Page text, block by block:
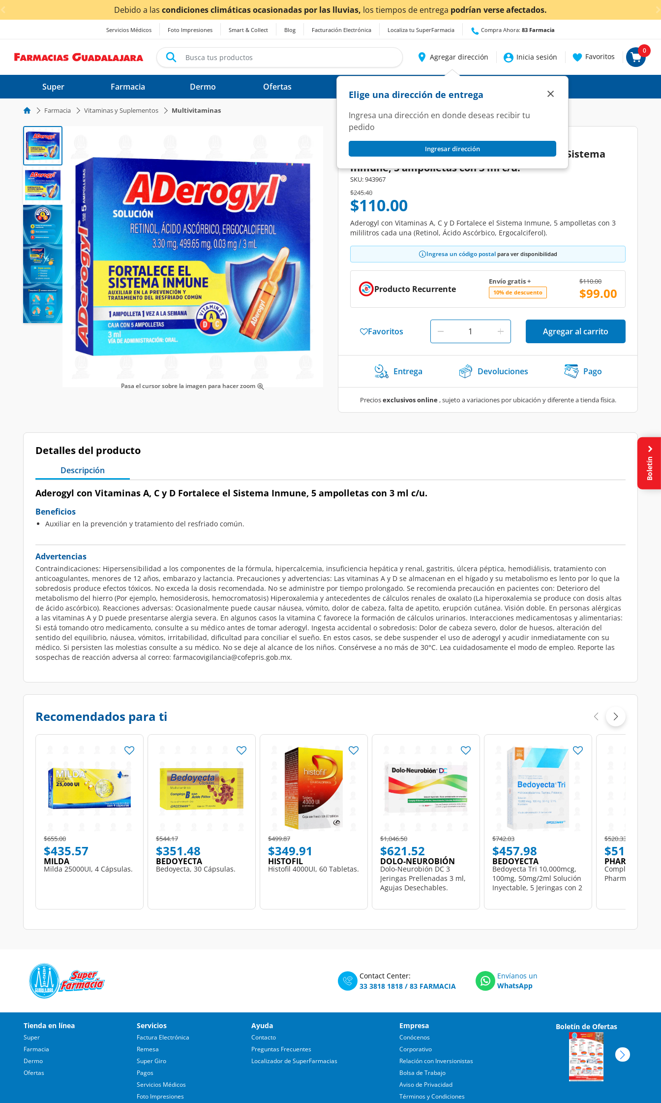
< div class="carousel-inner">
los tiempos de entregapodrían verse afectados. ¡Ahora también en
Servicios Médicos Foto Impresiones Smart & Collect Blog Facturación Electrónica Localiza tu SuperFarmacia Compra Ahora: 83 Farmacia
Agregar dirección
Elige una dirección de entrega
Ingresa una dirección en donde deseas recibir tu
pedido
Ingresar dirección
×
Inicia sesión Favoritos
0
Super Farmacia Dermo Ofertas
Farmacia Vitaminas y Suplementos Multivitaminas
Pasa el cursor sobre la imagen para hacer zoom
ADEROGYL
Aderogyl con Vitaminas A, C y D Fortalece el Sistema
Inmune, 5 ampolletas con 3 ml c/u.
SKU:943967
Price reduced from
$245.40to
$110.00
Aderogyl con Vitaminas A, C y D Fortalece el Sistema Inmune, 5 ampolletas con 3
mililitros cada una (Retinol, Ácido Ascórbico, Ergocalciferol).
Ingresa un código postal para ver disponibilidad
Producto Recurrente
Envío gratis +
10% de descuento
Price reduced from
$110.00to
$99.00
Favoritos Agregar al carrito
Entrega Devoluciones Pago
Preciosexclusivos online, sujeto a variaciones por ubicación y diferente a tienda física.
Detalles del producto
Descripción
Aderogyl con Vitaminas A, C y D Fortalece el Sistema Inmune, 5 ampolletas con 3 ml c/u.
Beneficios
Auxiliar en la prevención y tratamiento del resfriado común.
Advertencias
Contraindicaciones: Hipersensibilidad a los componentes de la fórmula, hipercalcemia, insuficiencia hepática y renal, gastritis, úlcera péptica, hemodiálisis, tratamiento con
anticoagulantes, menores de 12 años, embarazo y lactancia. Precauciones y advertencias: Las vitaminas A y D se almacenan en el hígado y su metabolismo es lento por lo que la
sobredosis produce efectos tóxicos. No exceda la dosis recomendada. No se administre por tiempo prolongado. Se recomienda precaución en pacientes con: Deterioro del
metabolismo del hierro (Por ejemplo, hemosiderosis, hemocromatosis) Hiperoxalemia y antecedentes de cálculos renales de oxalato (La hiperoxalemia se produce con dosis altas
de ácido ascórbico). Reacciones adversas: Ocasionalmente puede causar náusea, vómito, dolor de cabeza, falta de apetito, erupción cutánea. Visión doble. En personas alérgicas
a las vitaminas A y D puede presentarse alergia severa. En algunos casos la vitamina C favorece la formación de cálculos urinarios. Interacciones medicamentosas y alimentarias:
Si está tomando otro medicamento, consulte a su médico antes de tomar aderogyl. Ingesta accidental o sobredosis: Dolor de cabeza severo, dolor de huesos, alteración del
sentido del equilibrio, náusea, vómitos, irritabilidad, dificultad para conciliar el sueño. En estos casos, se debe suspender el uso de aderogyl y acudir inmediatamente con su
médico. Si persisten las molestias consulte a su médico. No se deje al alcance de los niños. Consérvese a no más de 30°C. Lea cuidadosamente el modo de empleo. Reporte las
sospechas de reacción adversa al correo: farmacovigilancia@cofepris.gob.mx.
Recomendados para ti
Price reduced from
$655.00to
$435.57
MILDA
Milda 25000UI, 4 Cápsulas.
Price reduced from
$544.17to
$351.48
BEDOYECTA
Bedoyecta, 30 Cápsulas.
Price reduced from
$499.87to
$349.91
HISTOFIL
Histofil 4000UI, 60 Tabletas.
Price reduced from
$1,046.50to
$621.52
DOLO-NEUROBIÓN
Dolo-Neurobión DC 3
Jeringas Prellenadas 3 ml,
Agujas Desechables.
Price reduced from
$742.03to
$457.98
BEDOYECTA
Bedoyecta Tri 10,000mcg,
100mg, 50mg/2ml Solución
Inyectable, 5 Jeringas con 2
Price reduced from
$520.33
$51.88
PHARMALIFE
Complejo B, 30
Pharmalife.
Contact Center:
33 3818 1818 / 83 FARMACIA
Envíanos un
WhatsApp
Tienda en línea
Super
Farmacia
Dermo
Ofertas
Servicios
Factura Electrónica
Remesa
Super Giro
Pagos
Servicios Médicos
Foto Impresiones
Ayuda
Contacto
Preguntas Frecuentes
Localizador de SuperFarmacias
Empresa
Conócenos
Corporativo
Relación con Inversionistas
Bolsa de Trabajo
Aviso de Privacidad
Términos y Condiciones
Boletín de Ofertas
Boletín